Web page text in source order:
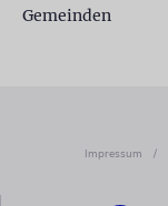
Gemeinden
Impressum
/